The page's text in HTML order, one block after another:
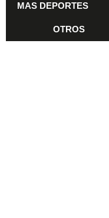
MAS DEPORTES
OTROS